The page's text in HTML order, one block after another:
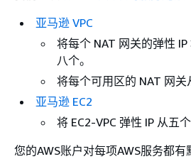
亚马逊 VPC
将每个 NAT 网关的弹性
八个。
将每个可用区的 NAT 网关
亚马逊 EC2
将 EC2-VPC 弹性 IP 从五
您的AWS账户对每项AWS服务都